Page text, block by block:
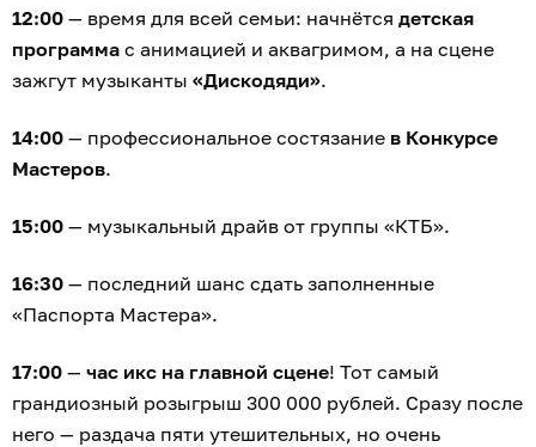
12:00 — время для всей семьи: начнётся детская
программа с анимацией и аквагримом, а на сцене
зажгут музыканты «Дискодяди».
14:00 — профессиональное состязание в Конкурсе
Мастеров.
15:00 — музыкальный драйв от группы «КТБ».
16:30 — последний шанс сдать заполненные
«Паспорта Мастера».
17:00 — час икс на главной сцене! Тот самый
грандиозный розыгрыш 300 000 рублей. Сразу после
него — раздача пяти утешительных, но очень